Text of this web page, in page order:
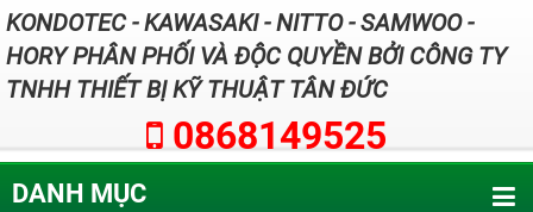
KONDOTEC - KAWASAKI - NITTO - SAMWOO -
HORY PHÂN PHỐI VÀ ĐỘC QUYỀN BỞI CÔNG TY
TNHH THIẾT BỊ KỸ THUẬT TÂN ĐỨC
0868149525
DANH MỤC